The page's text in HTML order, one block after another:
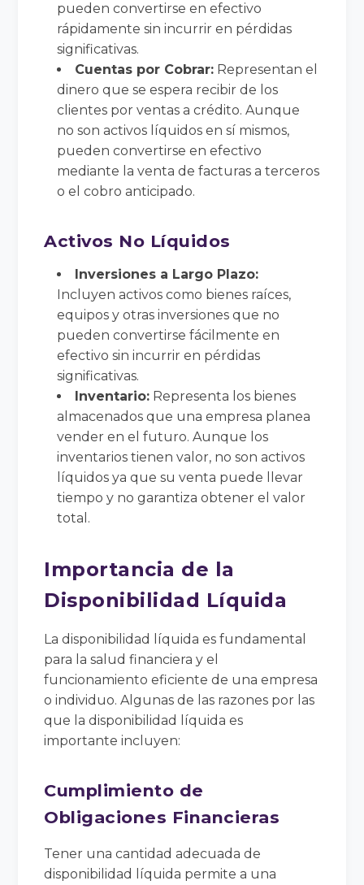
pueden convertirse en efectivo
rápidamente sin incurrir en pérdidas
significativas.
Cuentas por Cobrar: Representan el
dinero que se espera recibir de los
clientes por ventas a crédito. Aunque
no son activos líquidos en sí mismos,
pueden convertirse en efectivo
mediante la venta de facturas a terceros
o el cobro anticipado.
Activos No Líquidos
Inversiones a Largo Plazo:
Incluyen activos como bienes raíces,
equipos y otras inversiones que no
pueden convertirse fácilmente en
efectivo sin incurrir en pérdidas
significativas.
Inventario: Representa los bienes
almacenados que una empresa planea
vender en el futuro. Aunque los
inventarios tienen valor, no son activos
líquidos ya que su venta puede llevar
tiempo y no garantiza obtener el valor
total.
Importancia de la
Disponibilidad Líquida
La disponibilidad líquida es fundamental
para la salud financiera y el
funcionamiento eficiente de una empresa
o individuo. Algunas de las razones por las
que la disponibilidad líquida es
importante incluyen:
Cumplimiento de
Obligaciones Financieras
Tener una cantidad adecuada de
disponibilidad líquida permite a una